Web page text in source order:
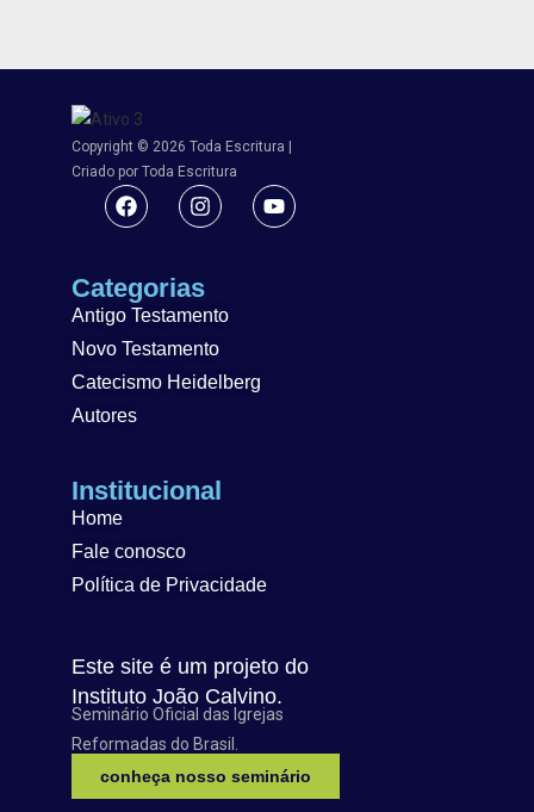
Copyright © 2026 Toda Escritura |
Criado por Toda Escritura
Categorias
Antigo Testamento
Novo Testamento
Catecismo Heidelberg
Autores
Institucional
Home
Fale conosco
Política de Privacidade
Este site é um projeto do
Instituto João Calvino.
Seminário Oficial das Igrejas
Reformadas do Brasil.
conheça nosso seminário